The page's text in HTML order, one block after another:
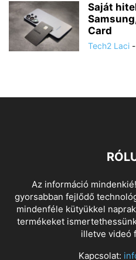
Saját
Card
Tech2 Laci -
Az információ
gyorsabban fejlődő
mindenféle kütyükkel
termékeket
illetve videó
Kapcsolat: